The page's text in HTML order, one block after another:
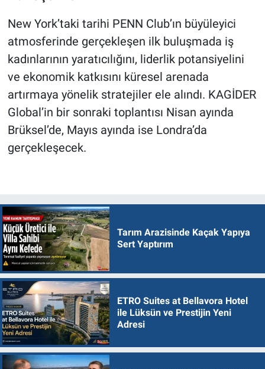
New York’taki tarihi PENN Club’ın büyüleyici
atmosferinde gerçekleşen ilk buluşmada iş
kadınlarının yaratıcılığını, liderlik potansiyelini
ve ekonomik katkısını küresel arenada
artırmaya yönelik stratejiler ele alındı. KAGİDER
Global’in bir sonraki toplantısı Nisan ayında
Brüksel’de, Mayıs ayında ise Londra’da
gerçekleşecek.
Tarım Arazisinde Kaçak Yapıya
Sert Yaptırım
ETRO Suites at Bellavora Hotel
ile Lüksün ve Prestijin Yeni
Adresi